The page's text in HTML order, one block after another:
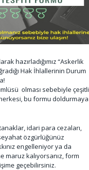
hazırladığımız “Askerlik
Hak İhlallerinin Durum
olması sebebiyle çeşitli
bu formu doldurmaya
idari para cezaları,
özgürlüğünüz
engelleniyor ya da
maruz kalıyorsanız, form
geçebilirsiniz.